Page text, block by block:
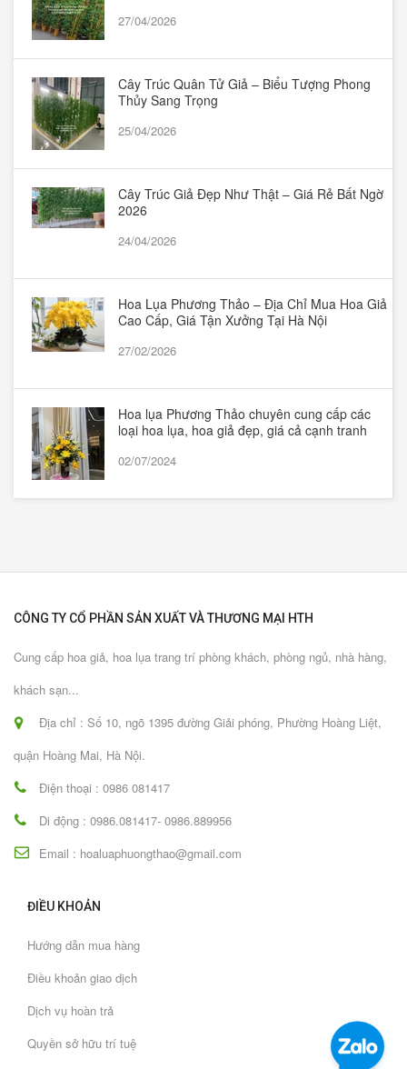
27/04/2026
Cây Trúc Quân Tử Giả – Biểu Tượng Phong
Thủy Sang Trọng
25/04/2026
Cây Trúc Giả Đẹp Như Thật – Giá Rẻ Bất Ngờ
2026
24/04/2026
Hoa Lụa Phương Thảo – Địa Chỉ Mua Hoa Giả
Cao Cấp, Giá Tận Xưởng Tại Hà Nội
27/02/2026
Hoa lụa Phương Thảo chuyên cung cấp các
loại hoa lụa, hoa giả đẹp, giá cả cạnh tranh
02/07/2024
CÔNG TY CỔ PHẦN SẢN XUẤT VÀ THƯƠNG MẠI HTH
Cung cấp hoa giả, hoa lụa trang trí phòng khách, phòng ngủ, nhà hàng,
khách sạn...
Địa chỉ : Số 10, ngõ 1395 đường Giải phóng, Phường Hoàng Liệt,
quận Hoàng Mai, Hà Nội.
Điện thoại : 0986 081417
Di động : 0986.081417- 0986.889956
Email : hoaluaphuongthao@gmail.com
ĐIỀU KHOẢN
Hướng dẫn mua hàng
Điều khoản giao dịch
Dịch vụ hoàn trả
Quyền sở hữu trí tuệ